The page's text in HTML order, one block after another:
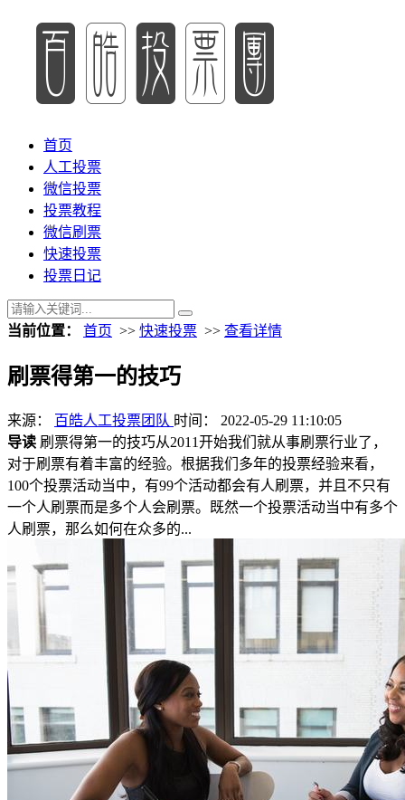
首页
人工投票
微信投票
投票教程
微信刷票
快速投票
投票日记
当前位置： 首页 >> 快速投票 >> 查看详情
刷票得第一的技巧
来源： 百皓人工投票团队 时间： 2022-05-29 11:10:05
导读 刷票得第一的技巧从2011开始我们就从事刷票行业了，
对于刷票有着丰富的经验。根据我们多年的投票经验来看，
100个投票活动当中，有99个活动都会有人刷票，并且不只有
一个人刷票而是多个人会刷票。既然一个投票活动当中有多个
人刷票，那么如何在众多的...